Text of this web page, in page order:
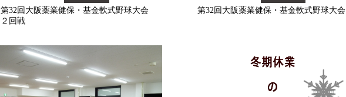
第32回大阪薬業健保・基金軟式野球大会
２回戦
第32回大阪薬業健保・基金軟式野球大会